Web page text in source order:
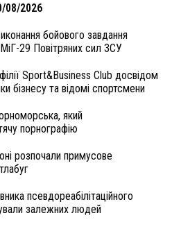
08/2026
бойового завдання
29 Повітряних сил ЗСУ
Sport&Business Club досвідом
бізнесу та відомі спортсмени
який
порнографію
розпочали примусове
псевдореабілітаційного
залежних людей